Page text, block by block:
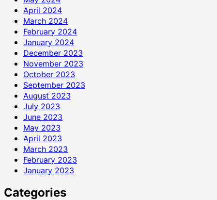
April 2024
March 2024
February 2024
January 2024
December 2023
November 2023
October 2023
September 2023
August 2023
July 2023
June 2023
May 2023
April 2023
March 2023
February 2023
January 2023
Categories